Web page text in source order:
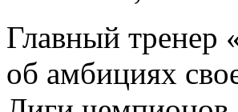
Главный
об амбициях